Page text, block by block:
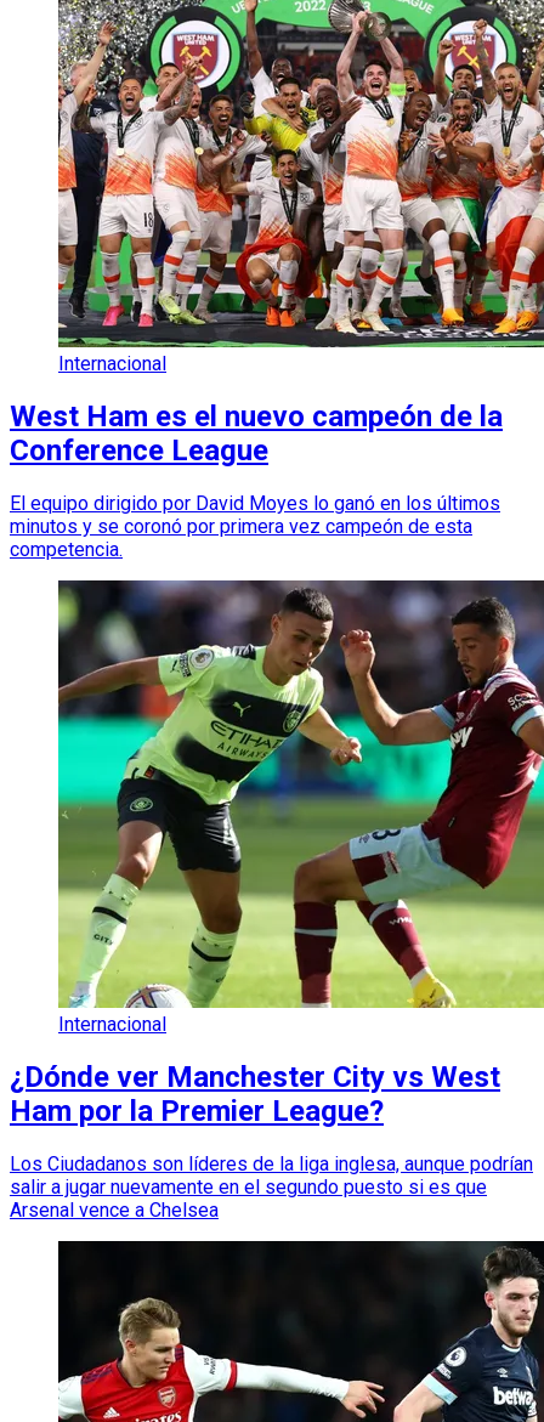
Internacional
West Ham es el nuevo campeón de la
Conference League
El equipo dirigido por David Moyes lo ganó en los últimos
minutos y se coronó por primera vez campeón de esta
competencia.
Internacional
¿Dónde ver Manchester City vs West
Ham por la Premier League?
Los Ciudadanos son líderes de la liga inglesa, aunque podrían
salir a jugar nuevamente en el segundo puesto si es que
Arsenal vence a Chelsea